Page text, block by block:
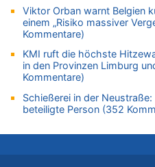
08.08.2026 - 13:23 von Hugo
Leipzig, Mechernich und die
Drohnen mit Strengstoff? War
08.08.2026 - 13:03 von WK
Kollision zwischen Autofahrer
Wasserstand des Rheins in
In Belgien missachten zwei
Viktor Orban warnt Belgien
einem „Risiko massiver
Kommentare)
KMI ruft die höchste
in den Provinzen Limburg
Kommentare)
Schießerei in der
beteiligte Person (352